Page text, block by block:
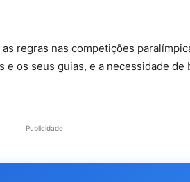
regras nas competições
os seus guias, e a necessidade de
Publicidade